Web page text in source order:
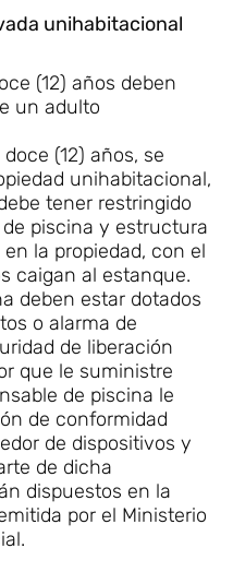
unihabitacional
(12) años deben
un adulto
(12) años, se
unihabitacional,
tener restringido
piscina y estructura
la propiedad, con el
caigan al estanque.
deben estar dotados
o alarma de
de liberación
que le suministre
de piscina le
de conformidad
de dispositivos y
de dicha
dispuestos en la
por el Ministerio